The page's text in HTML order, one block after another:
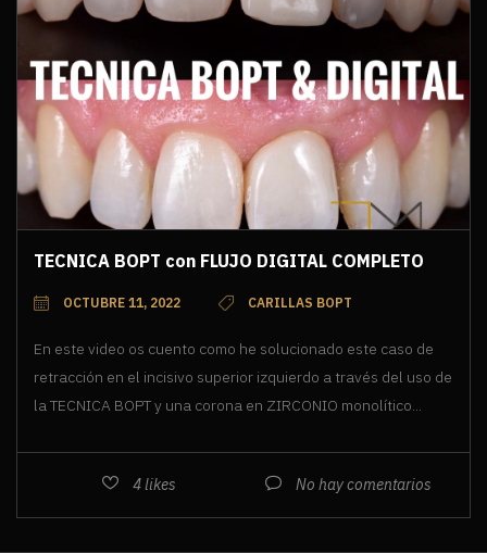
TECNICA BOPT con FLUJO DIGITAL COMPLETO
OCTUBRE 11, 2022 CARILLAS BOPT
En este video os cuento como he solucionado este caso de
retracción en el incisivo superior izquierdo a través del uso de
la TECNICA BOPT y una corona en ZIRCONIO monolítico...
4likes No hay comentarios